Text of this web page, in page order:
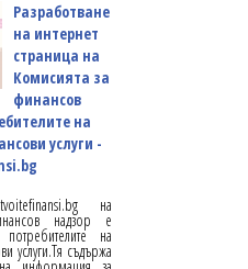
Разработване
на интернет
страница на
Комисията за
финансов
на
услуги -
на
надзор е
на
услуги.Тя съдържа